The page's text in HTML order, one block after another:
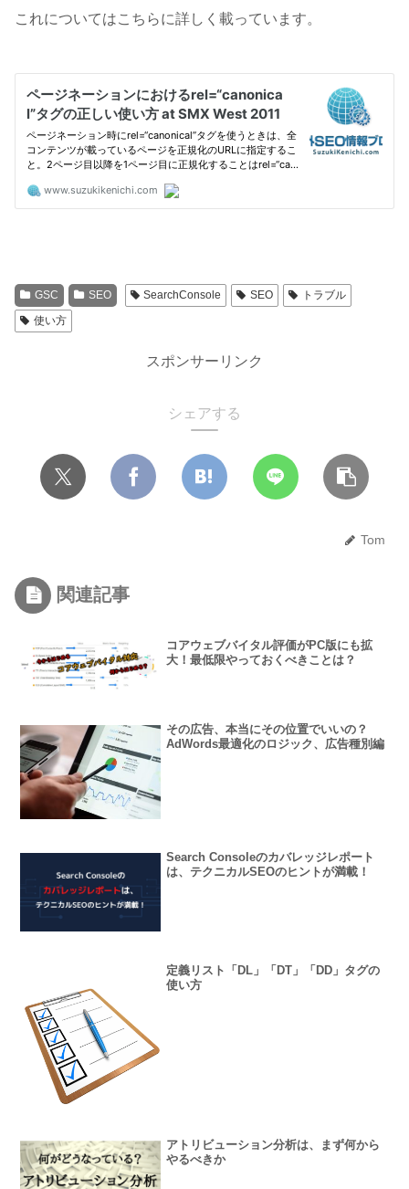
これについてはこちらに詳しく載っています。
GSC SEO SearchConsole SEO
トラブル
使い方
スポンサーリンク
シェアする
Tom
関連記事
コアウェブバイタル評価がPC版にも拡
大！最低限やっておくべきことは？
その広告、本当にその位置でいいの？
AdWords最適化のロジック、広告種別編
Search Consoleのカバレッジレポート
は、テクニカルSEOのヒントが満載！
定義リスト「DL」「DT」「DD」タグの
使い方
アトリビューション分析は、まず何から
やるべきか